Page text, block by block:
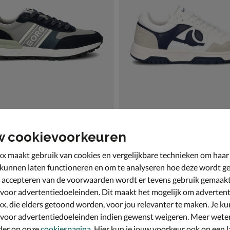
voor € 69,99
Bjorn Borg Ollie
van € 99,99 voor € 69,99
99,99 69,99
cookievoorkeuren
maakt gebruik van cookies en vergelijkbare technieken om
laten functioneren en om te analyseren hoe deze wordt
van de voorwaarden wordt er tevens gebruik
advertentiedoeleinden. Dit maakt het mogelijk om
die elders getoond worden, voor jou relevanter te maken. Je
advertentiedoeleinden indien gewenst weigeren. Meer